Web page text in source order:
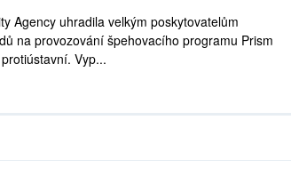
Agency uhradila velkým poskytovatelům
na provozování špehovacího programu Prism
Vyp...